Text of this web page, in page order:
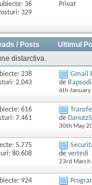
36
329
Privat
/ Posts
Ultimul
distarctiva.
238
2.043
Gmail
de
6th January
616
7.461
de
30th May
5.775
80.608
de vertedi
23rd March
924